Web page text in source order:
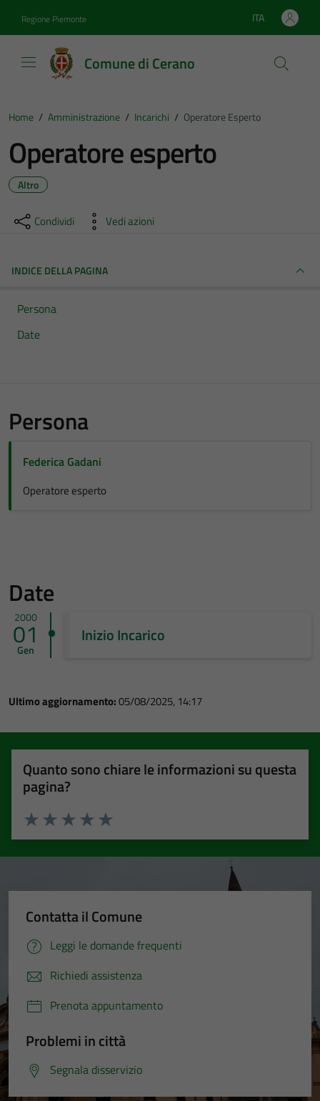
Regione Piemonte Lingua attiva:
ITA
Comune di Cerano
Home / Amministrazione / Incarichi / Operatore Esperto
Operatore esperto
Altro
Condividi Vedi azioni
INDICE DELLA PAGINA
Persona
Date
Persona
Federica Gadani
Operatore esperto
Date
2000
01
Gen
Inizio Incarico
Ultimo aggiornamento:05/08/2025, 14:17
Quanto sono chiare le informazioni su questa
pagina?
Valuta 5 stelle su 5
Valuta 4 stelle su 5
Valuta 3 stelle su 5
Valuta 2 stelle su 5
Valuta 1 stelle su 5
Contatta il Comune
Leggi le domande frequenti
Richiedi assistenza
Prenota appuntamento
Problemi in città
Segnala disservizio